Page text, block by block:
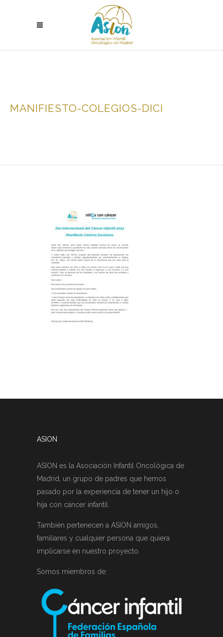
MANIFIESTO-COLEGIOS-DICI
ASION
ASION es la Asociación Infantil Oncológica de
Madrid, un grupo de padres que hemos
pasado por la experiencia de tener un hijo o
hija con cáncer infantil.
También pertenecen a ASION amigos,
familiares y cualquier persona que quiera
implicarse en nuestro proyecto.
Somos miembros de: